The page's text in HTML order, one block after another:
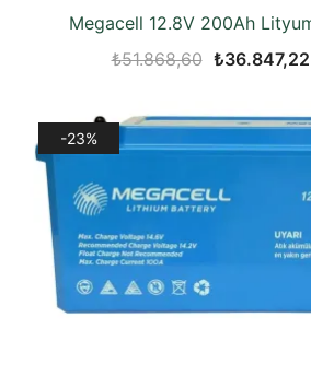
Megacell 12.8V 200Ah
₺51.868,60 Orijinal
₺36.847,22
-23%